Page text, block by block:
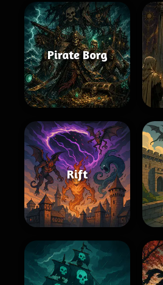
Pirate Borg
Rift